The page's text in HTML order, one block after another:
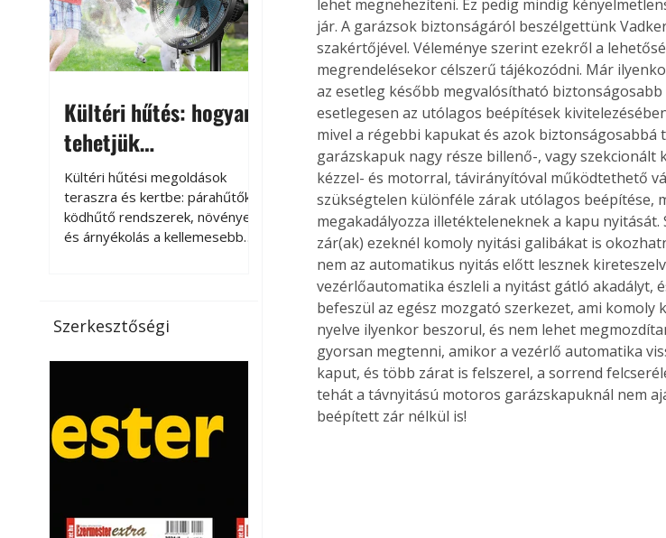
káros hatással lehet. Néhány
egyszerű óvintézkedéssel
azonban jelentősen
csökkenthetjük a hőség káros
Kültéri hűtés: hogyan
tehetjük
kellemesebbé a
teraszt és a kertet?
Kültéri hűtési megoldások
teraszra és kertbe: párahűtők,
ködhűtő rendszerek, növények
és árnyékolás a kellemesebb
jelentőséget kapott, ahogy a
nyári hőhullámok gyakoribbá és
a megoldást a meleg ellen, ma
már egyre többen keresnek
olyan kültéri hűtési
vendégl
Szerkesztőségi
lehet megnehezíteni. Ez pedig mindig
jár. A garázsok biztonságáról beszélgettünk
szakértőjével. Véleménye szerint ezekről a
megrendelésekor célszerű tájékozódni. Már
az esetleg később megvalósítható
esetlegesen az utólagos beépítések
mivel a régebbi kapukat és azok
garázskapuk nagy része billenő-, vagy
kézzel- és motorral, távirányítóval működtethető
szükségtelen különféle zárak utólagos beépítése,
megakadályozza illetékteleneknek a kapu
zár(ak) ezeknél komoly nyitási galibákat is
nem az automatikus nyitás előtt lesznek
vezérlőautomatika észleli a nyitást gátló akadályt,
befeszül az egész mozgató szerkezet, ami
nyelve ilyenkor beszorul, és nem lehet
gyorsan megtenni, amikor a vezérlő automatika
kaput, és több zárat is felszerel, a sorrend
tehát a távnyitású motoros garázskapuknál nem
beépített zár nélkül is!